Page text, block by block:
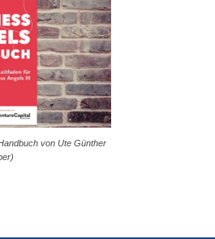
von Ute Günther